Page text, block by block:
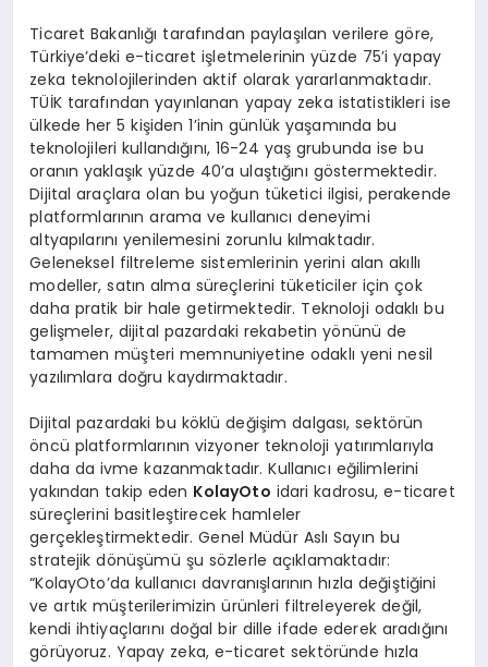
Ticaret Bakanlığı tarafından paylaşılan verilere göre,
Türkiye’deki e-ticaret işletmelerinin yüzde 75’i yapay
zeka teknolojilerinden aktif olarak yararlanmaktadır.
TÜİK tarafından yayınlanan yapay zeka istatistikleri ise
ülkede her 5 kişiden 1’inin günlük yaşamında bu
teknolojileri kullandığını, 16-24 yaş grubunda ise bu
oranın yaklaşık yüzde 40’a ulaştığını göstermektedir.
Dijital araçlara olan bu yoğun tüketici ilgisi, perakende
platformlarının arama ve kullanıcı deneyimi
altyapılarını yenilemesini zorunlu kılmaktadır.
Geleneksel filtreleme sistemlerinin yerini alan akıllı
modeller, satın alma süreçlerini tüketiciler için çok
daha pratik bir hale getirmektedir. Teknoloji odaklı bu
gelişmeler, dijital pazardaki rekabetin yönünü de
tamamen müşteri memnuniyetine odaklı yeni nesil
yazılımlara doğru kaydırmaktadır.
Dijital pazardaki bu köklü değişim dalgası, sektörün
öncü platformlarının vizyoner teknoloji yatırımlarıyla
daha da ivme kazanmaktadır. Kullanıcı eğilimlerini
yakından takip eden KolayOto idari kadrosu, e-ticaret
süreçlerini basitleştirecek hamleler
gerçekleştirmektedir. Genel Müdür Aslı Sayın bu
stratejik dönüşümü şu sözlerle açıklamaktadır:
“KolayOto’da kullanıcı davranışlarının hızla değiştiğini
ve artık müşterilerimizin ürünleri filtreleyerek değil,
kendi ihtiyaçlarını doğal bir dille ifade ederek aradığını
görüyoruz. Yapay zeka, e-ticaret sektöründe hızla